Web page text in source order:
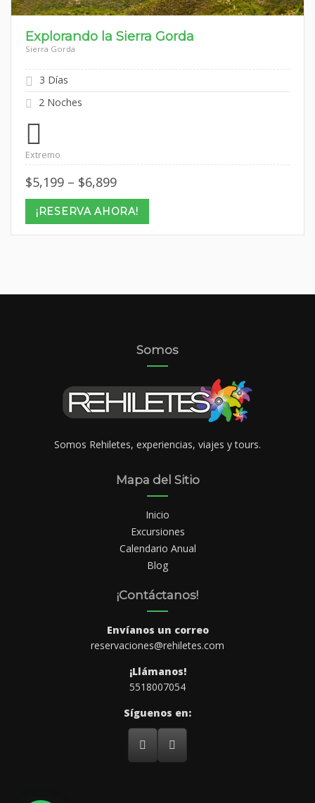
Explorando la Sierra Gorda
Sierra Gorda
3 Días
2 Noches
Extremo
$5,199 – $6,899Price
$5,199
through
$6,899
¡RESERVA AHORA!
Somos
Somos Rehiletes, experiencias, viajes y tours.
Mapa del Sitio
Inicio
Excursiones
Calendario Anual
Blog
¡Contáctanos!
Envíanos un correo
reservaciones@rehiletes.com
¡Llámanos!
5518007054
Síguenos en: